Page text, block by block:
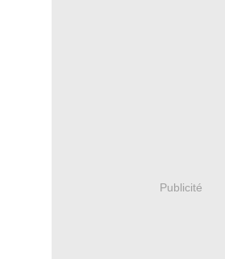
Publicité